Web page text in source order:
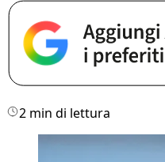
2 min di lettura